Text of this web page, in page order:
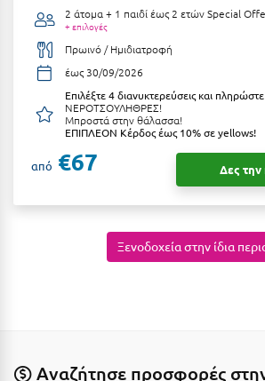
Ιωάννινα
Καβάλα
Καλάβρυτα
Καλαμάτα
2 άτομα + 1 παιδί έως 2 ετώνSpecial
+ επιλογές
Πρωινό / Ημιδιατροφή
έως 30/09/2026
Επιλέξτε 4 διανυκτερεύσεις και
ΝΕΡΟΤΣΟΥΛΗΘΡΕΣ!
Μπροστά στην θάλασσα!
ΕΠΙΠΛΕΟΝ Κέρδος έως 10% σε yellows!
από €67 Δες
Ξενοδοχεία στην ίδια
Αναζήτησε προσφορές στην